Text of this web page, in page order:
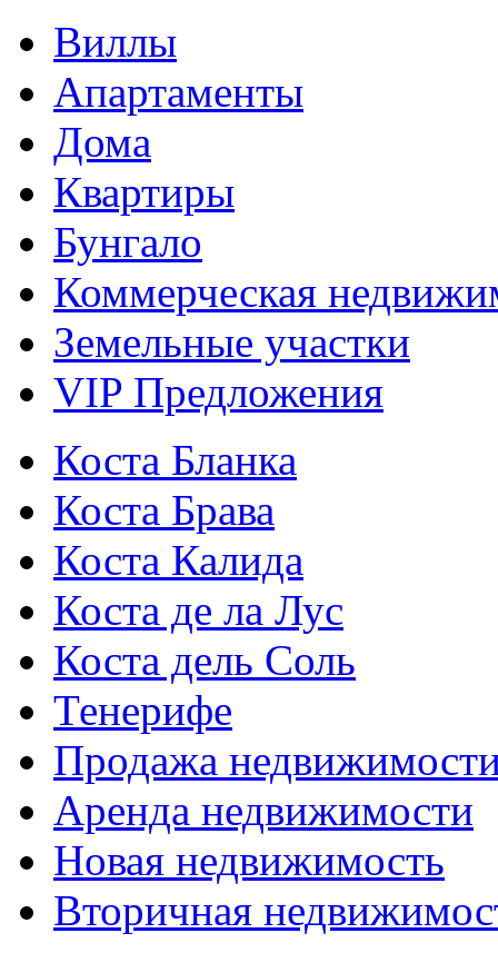
Виллы
Апартаменты
Дома
Квартиры
Бунгало
Коммерческая
Земельные участки
VIP Предложения
Коста Бланка
Коста Брава
Коста Калида
Коста де ла Лус
Коста дель Соль
Тенерифе
Продажа
Аренда недвижимости
Новая недвижимость
Вторичная